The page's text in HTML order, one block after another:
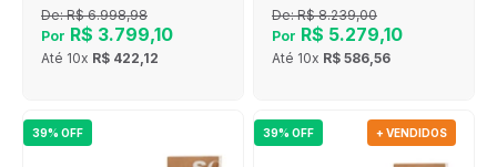
De:R$ 6.998,98
Por R$ 3.799,10
Até 10x R$ 422,12
De:R$ 8.239,00
Por R$ 5.279,10
Até 10x R$ 586,56
39% OFF 39% OFF + VENDIDOS